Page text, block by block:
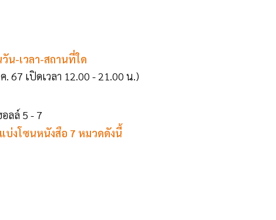
น-เวลา-สถานที่ใด
67 เปิดเวลา 12.00 - 21.00 น.)
ลล์ 5 - 7
บ่งโซนหนังสือ 7 หมวดดังนี้